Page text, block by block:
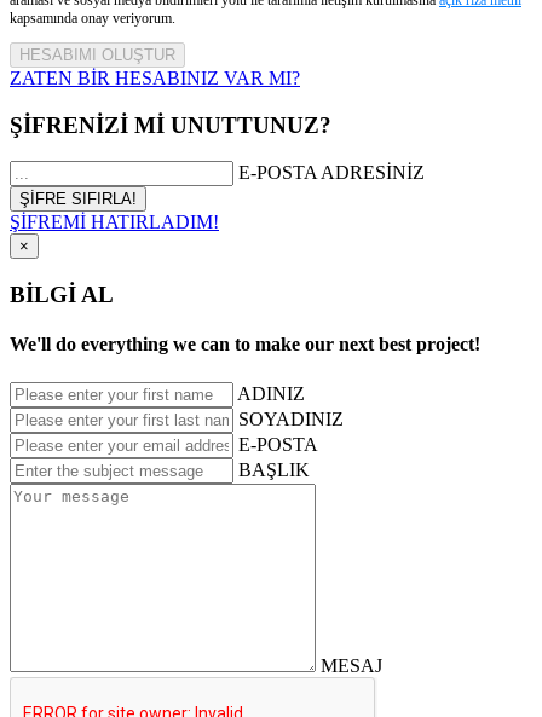
kapsamında onay veriyorum.
ZATEN BİR HESABINIZ VAR MI?
ŞİFRENİZİ Mİ UNUTTUNUZ?
E-POSTA ADRESİNİZ
ŞİFREMİ HATIRLADIM!
×
BİLGİ AL
We'll do everything we can to make our next best project!
ADINIZ
SOYADINIZ
E-POSTA
BAŞLIK
MESAJ